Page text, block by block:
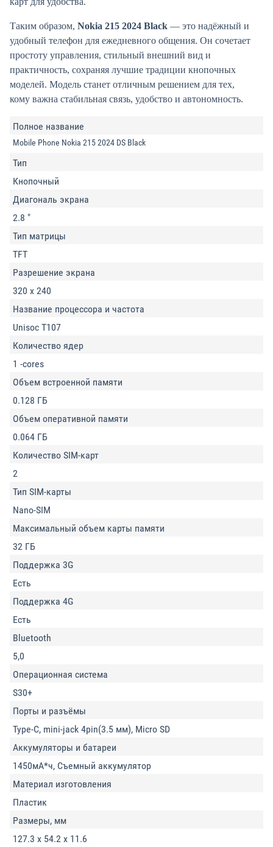
Таким образом, Nokia 215 2024 Black — это надёжный и
удобный телефон для ежедневного общения. Он сочетает
простоту управления, стильный внешний вид и
практичность, сохраняя лучшие традиции кнопочных
моделей. Модель станет отличным решением для тех,
кому важна стабильная связь, удобство и автономность.
Полное название
Mobile Phone Nokia 215 2024 DS Black
Тип
Кнопочный
Диагональ экрана
2.8 "
Тип матрицы
TFT
Разрешение экрана
320 х 240
Название процессора и частота
Unisoc T107
Количество ядер
1 -cores
Объем встроенной памяти
0.128 ГБ
Объем оперативной памяти
0.064 ГБ
Количество SIM-карт
2
Тип SIM-карты
Nano-SIM
Максимальный объем карты памяти
32 ГБ
Поддержка 3G
Есть
Поддержка 4G
Есть
Bluetooth
5,0
Операционная система
S30+
Порты и разъёмы
Type-C, mini-jack 4pin(3.5 мм), Micro SD
Аккумуляторы и батареи
1450мА*ч, Съемный аккумулятор
Материал изготовления
Пластик
Размеры, мм
127.3 x 54.2 x 11.6